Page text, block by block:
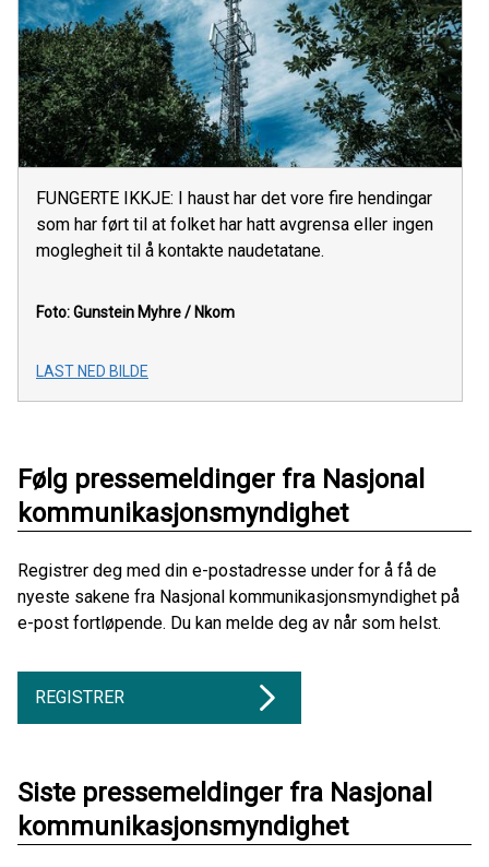
FUNGERTE IKKJE: I haust har det vore fire hendingar
som har ført til at folket har hatt avgrensa eller ingen
moglegheit til å kontakte naudetatane.
Foto: Gunstein Myhre/ Nkom
LAST NED BILDE
Følg pressemeldinger fra Nasjonal
kommunikasjonsmyndighet
Registrer deg med din e-postadresse under for å få de
nyeste sakene fra Nasjonal kommunikasjonsmyndighet på
e-post fortløpende. Du kan melde deg av når som helst.
REGISTRER
Siste pressemeldinger fra Nasjonal
kommunikasjonsmyndighet